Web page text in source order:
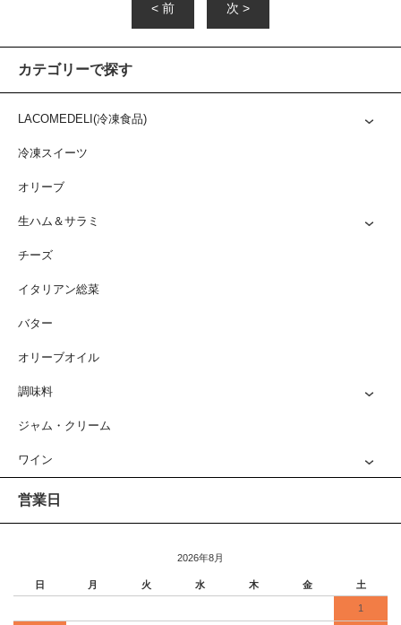
< 前 次 >
カテゴリーで探す
LACOMEDELI(冷凍食品)
冷凍スイーツ
オリーブ
生ハム＆サラミ
チーズ
イタリアン総菜
バター
オリーブオイル
調味料
ジャム・クリーム
ワイン
営業日
2026年8月
日 月 火 水 木 金 土
1